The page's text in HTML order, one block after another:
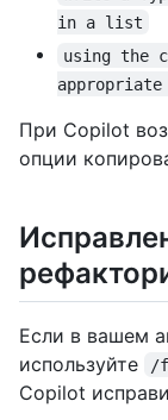
in a list
using the
appropriate
При Copilot
опции
Если в вашем
используйте
/
Copilot